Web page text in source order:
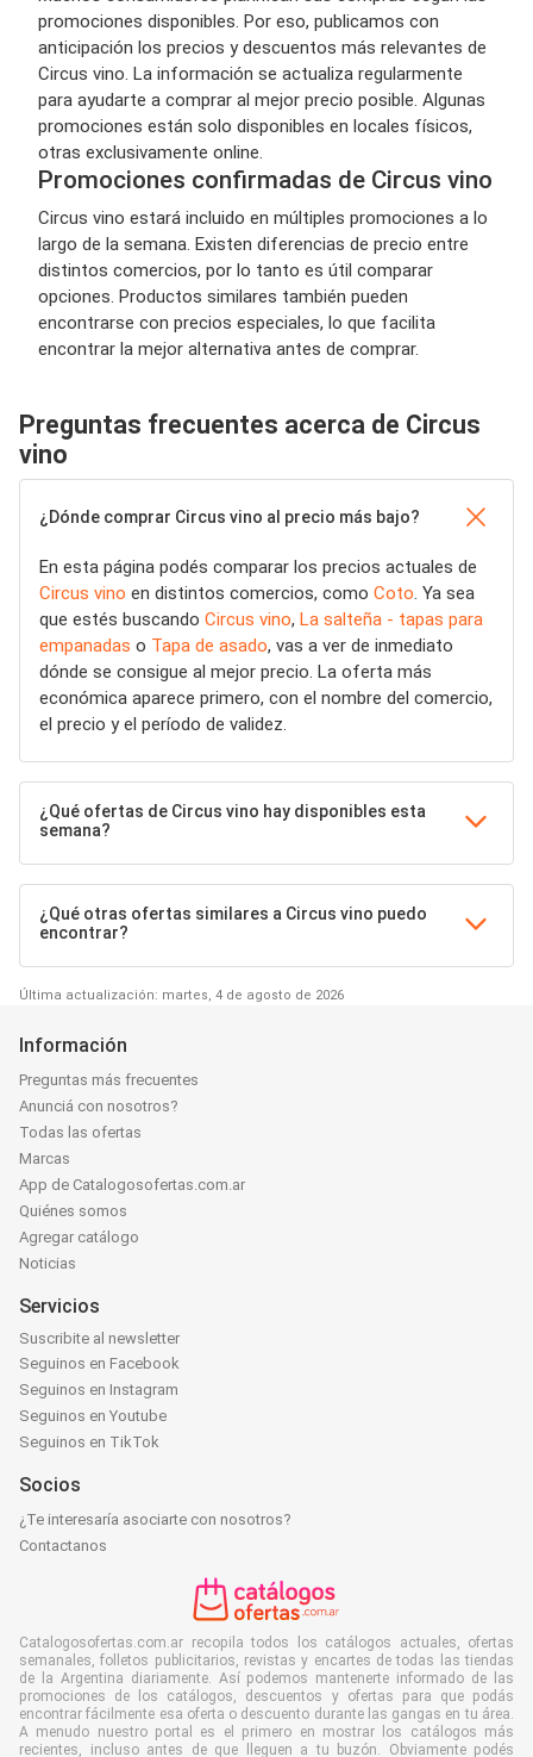
promociones disponibles. Por eso, publicamos con
anticipación los precios y descuentos más relevantes de
Circus vino. La información se actualiza regularmente
para ayudarte a comprar al mejor precio posible. Algunas
promociones están solo disponibles en locales físicos,
otras exclusivamente online.
Promociones confirmadas de Circus vino
Circus vino estará incluido en múltiples promociones a lo
largo de la semana. Existen diferencias de precio entre
distintos comercios, por lo tanto es útil comparar
opciones. Productos similares también pueden
encontrarse con precios especiales, lo que facilita
encontrar la mejor alternativa antes de comprar.
Preguntas frecuentes acerca de Circus
vino
¿Dónde comprar Circus vino al precio más bajo?
En esta página podés comparar los precios actuales de
Circus vino en distintos comercios, como Coto. Ya sea
que estés buscando Circus vino, La salteña - tapas para
empanadas o Tapa de asado, vas a ver de inmediato
dónde se consigue al mejor precio. La oferta más
económica aparece primero, con el nombre del comercio,
el precio y el período de validez.
¿Qué ofertas de Circus vino hay disponibles esta
semana?
¿Qué otras ofertas similares a Circus vino puedo
encontrar?
Última actualización: martes, 4 de agosto de 2026
Información
Preguntas más frecuentes
Anunciá con nosotros?
Todas las ofertas
Marcas
App de Catalogosofertas.com.ar
Quiénes somos
Agregar catálogo
Noticias
Servicios
Suscribite al newsletter
Seguinos en Facebook
Seguinos en Instagram
Seguinos en Youtube
Seguinos en TikTok
Socios
¿Te interesaría asociarte con nosotros?
Contactanos
Catalogosofertas.com.ar recopila todos los catálogos actuales, ofertas
semanales, folletos publicitarios, revistas y encartes de todas las tiendas
de la Argentina diariamente. Así podemos mantenerte informado de las
promociones de los catálogos, descuentos y ofertas para que podás
encontrar fácilmente esa oferta o descuento durante las gangas en tu área.
A menudo nuestro portal es el primero en mostrar los catálogos más
recientes, incluso antes de que lleguen a tu buzón. Obviamente podés